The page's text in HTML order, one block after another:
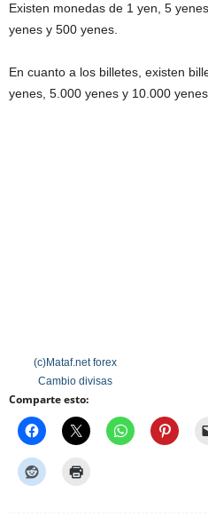
Existen monedas de 1 yen, 5
yenes y 500 yenes.
En cuanto a los billetes, existen
yenes, 5.000 yenes y 10.000
(c)Mataf.netforex
Cambio divisas
Comparte esto: